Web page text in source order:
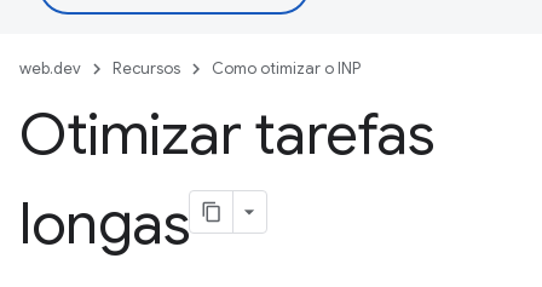
web.dev Recursos Como otimizar o INP
Otimizar tarefas
longas